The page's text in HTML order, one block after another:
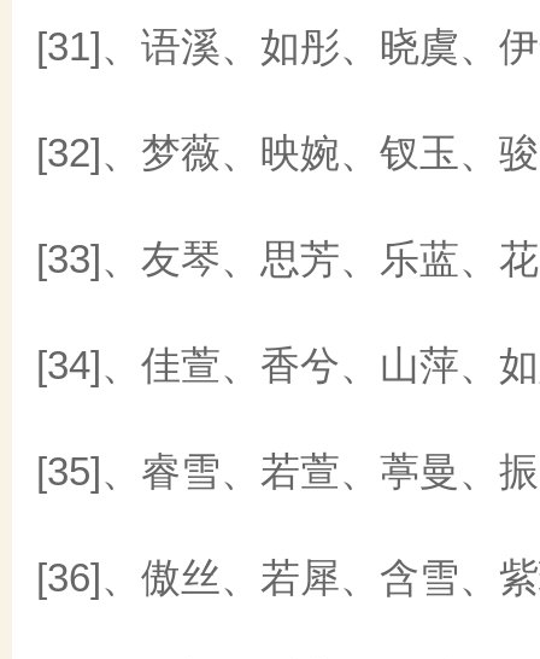
[31]、语溪、如彤、晓虞、
[32]、梦薇、映婉、钗玉、
[33]、友琴、思芳、乐蓝、
[34]、佳萱、香兮、山萍、
[35]、睿雪、若萱、葶曼、
[36]、傲丝、若犀、含雪、